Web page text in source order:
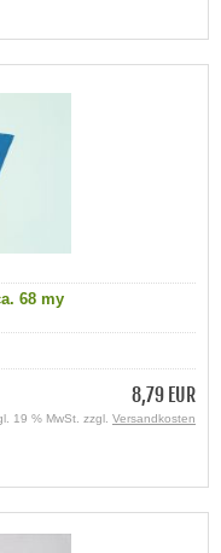
68 my
8,79 EUR
19 % MwSt. zzgl. Versandkosten